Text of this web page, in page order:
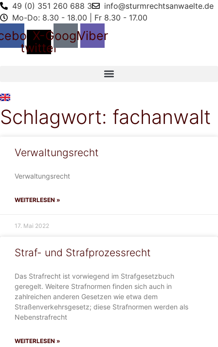
49 (0) 351 260 688 3
info@sturmrechtsanwaelte.de
Mo-Do: 8.30 - 18.00 | Fr 8.30 - 17.00
X-
twitter
GoogleViber
Schlagwort: fachanwalt
Verwaltungsrecht
Verwaltungsrecht
WEITERLESEN »
17. Mai 2022
Straf- und Strafprozessrecht
Das Strafrecht ist vorwiegend im Strafgesetzbuch
geregelt. Weitere Strafnormen finden sich auch in
zahlreichen anderen Gesetzen wie etwa dem
Straßenverkehrsgesetz; diese Strafnormen werden als
Nebenstrafrecht
WEITERLESEN »